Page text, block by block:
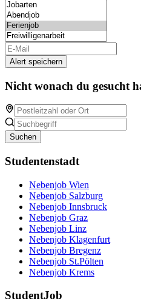
Alert speichern
Nicht wonach du gesucht
Suchen
Studentenstadt
Nebenjob Wien
Nebenjob Salzburg
Nebenjob Innsbruck
Nebenjob Graz
Nebenjob Linz
Nebenjob Klagenfurt
Nebenjob Bregenz
Nebenjob St.Pölten
Nebenjob Krems
StudentJob